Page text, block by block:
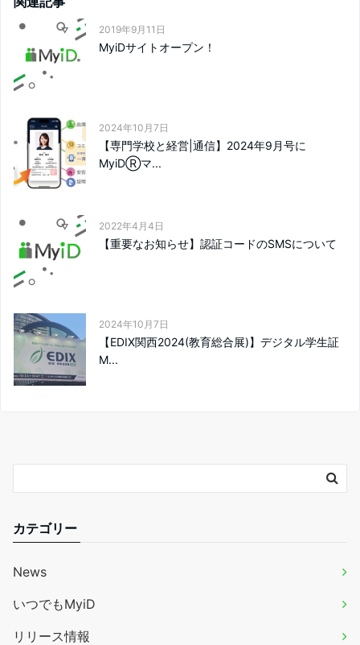
2019年9月11日
MyiDサイトオープン！
2024年10月7日
【専門学校と経営|通信】2024年9月号に
MyiDⓇマ...
2022年4月4日
【重要なお知らせ】認証コードのSMSについて
2024年10月7日
【EDIX関西2024(教育総合展)】デジタル学生証
M...
カテゴリー
News
いつでもMyiD
リリース情報